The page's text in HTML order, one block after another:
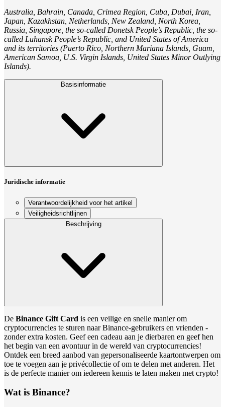
Australia, Bahrain, Canada, Crimea Region, Cuba, Dubai, Iran,
Japan, Kazakhstan, Netherlands, New Zealand, North Korea,
Russia, Singapore, the so-called Donetsk People’s Republic, the so-
called Luhansk People’s Republic, and United States of America
and its territories (Puerto Rico, Northern Mariana Islands, Guam,
American Samoa, U.S. Virgin Islands, United States Minor Outlying
Islands).
Basisinformatie
Juridische informatie
Verantwoordelijkheid voor het artikel
Veiligheidsrichtlijnen
Beschrijving
De Binance Gift Card is een veilige en snelle manier om
cryptocurrencies te sturen naar Binance-gebruikers en vrienden -
zonder extra kosten. Geef een cadeau aan je dierbaren en geef hen
het begin van een avontuur in de wereld van cryptocurrencies!
Ontdek een breed aanbod van gepersonaliseerde kaartontwerpen om
toe te voegen aan je privécollectie of om te delen met anderen. Het
is de perfecte manier om iedereen kennis te laten maken met crypto!
Wat is Binance?